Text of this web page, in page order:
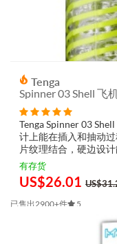
Tenga
Spinner 03 Shell 飞
Tenga Spinner 03
计上能在插入和抽动
片纹理结合，硬边设
触觉刺激，让你感觉
裹...
有存货
US$26.01
已售出2900+件 5